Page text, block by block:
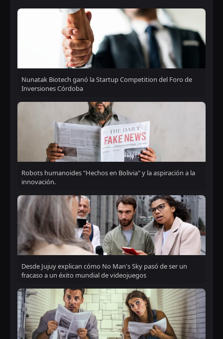
Nunatak Biotech ganó la Startup Competition del Foro de
Inversiones Córdoba
Robots humanoides "Hechos en Bolivia" y la aspiración a la
innovación.
Desde Jujuy explican cómo No Man's Sky pasó de ser un
fracaso a un éxito mundial de videojuegos